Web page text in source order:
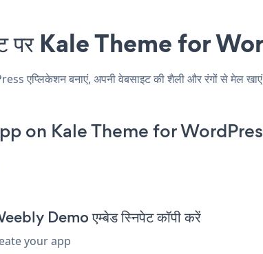
Kale Theme for
एप्लिकेशन बनाएं, अपनी वेबसाइट की शैली और रंगों से मेल
on Kale Theme for
Demo एम्बेड स्निपेट कॉपी करें
your app